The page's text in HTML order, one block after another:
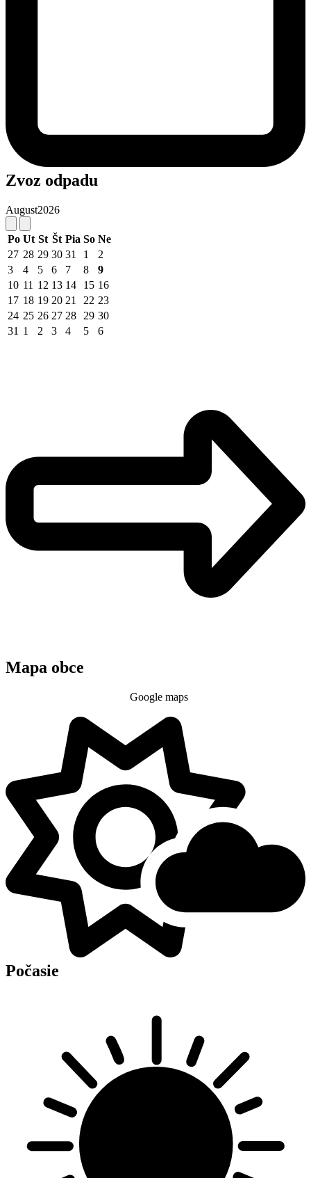
Zvoz odpadu
August2026
Po Ut St Št Pia So Ne
27 28 29 30 31 1
2
3
4 5 6 7 8
9
10 11 12 13 14 15 16
17 18 19 20 21 22 23
24 25 26 27 28 29 30
31 1 2 3 4 5 6
Mapa obce
Google maps
Počasie